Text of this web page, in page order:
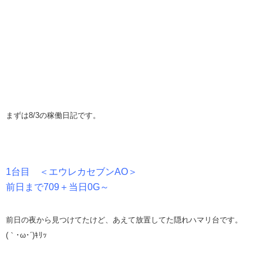
まずは8/3の稼働日記です。
1台目 ＜エウレカセブンAO＞
前日まで709＋当日0G～
前日の夜から見つけてたけど、あえて放置してた隠れハマリ台です。
(｀･ω･´)ｷﾘｯ